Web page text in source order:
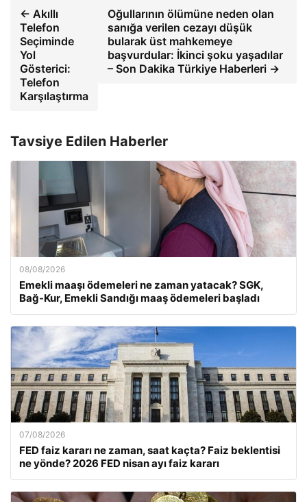
← Akıllı
Telefon
Seçiminde
Yol
Gösterici:
Telefon
Karşılaştırma
Oğullarının ölümüne neden olan
sanığa verilen cezayı düşük
bularak üst mahkemeye
başvurdular: İkinci şoku yaşadılar
– Son Dakika Türkiye Haberleri →
Tavsiye Edilen Haberler
08/08/2026
Emekli maaşı ödemeleri ne zaman yatacak? SGK,
Bağ-Kur, Emekli Sandığı maaş ödemeleri başladı
07/08/2026
FED faiz kararı ne zaman, saat kaçta? Faiz beklentisi
ne yönde? 2026 FED nisan ayı faiz kararı